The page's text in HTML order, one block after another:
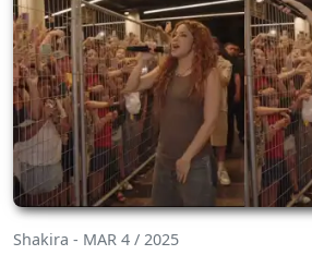
Shakira - MAR 4 / 2025